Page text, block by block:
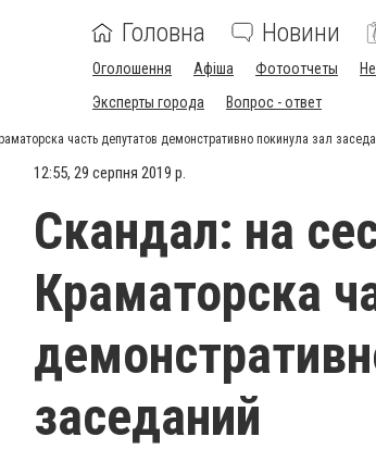
Головна Новини
Оголошення Афіша Фотоотчеты
Эксперты города
Вопрос - ответ
часть депутатов демонстративно покинула зал
12:55, 29 серпня 2019 р.
Скандал: на
Краматорска
заседаний